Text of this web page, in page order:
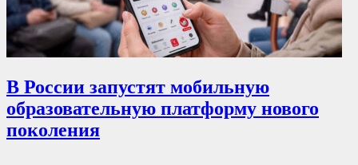
В России запустят мобильную
образовательную платформу нового
поколения